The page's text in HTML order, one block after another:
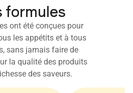
formules
ont été conçues pour
les appétits et à tous
sans jamais faire de
la qualité des produits
des saveurs.